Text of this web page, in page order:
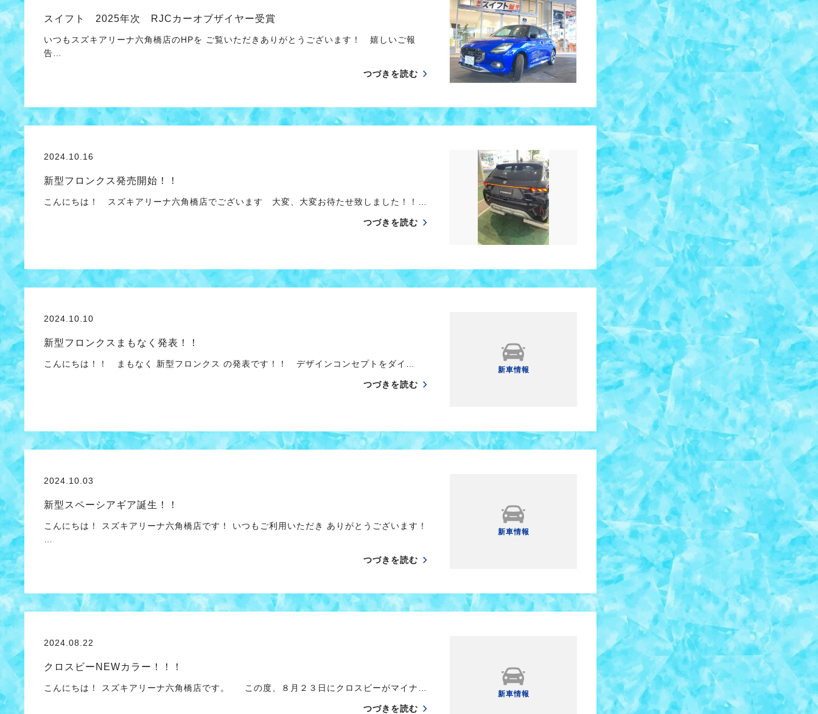
スイフト 2025年次 RJCカーオブザイヤー受賞
いつもスズキアリーナ六角橋店のHPを ご覧いただきありがとうございます！ 嬉しいご報
告…
つづきを読む
2024.10.16
新型フロンクス発売開始！！
こんにちは！ スズキアリーナ六角橋店でございます 大変、大変お待たせ致しました！！…
つづきを読む
2024.10.10
新型フロンクスまもなく発表！！
こんにちは！！ まもなく 新型フロンクス の発表です！！ デザインコンセプトをダイ…
つづきを読む
新車情報
2024.10.03
新型スペーシアギア誕生！！
こんにちは！ スズキアリーナ六角橋店です！ いつもご利用いただき ありがとうございます！
つづきを読む
新車情報
2024.08.22
クロスビーNEWカラー！！！
こんにちは！ スズキアリーナ六角橋店です。 この度、８月２３日にクロスビーがマイナ…
つづきを読む
新車情報